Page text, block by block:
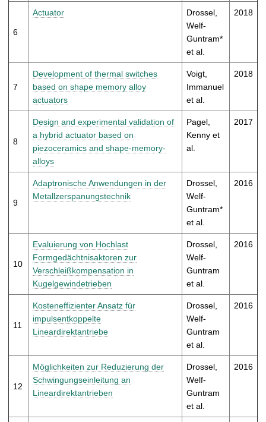
6
Actuator
Drossel,
Welf-
Guntram*
et al.
2018
7
Development of thermal switches
based on shape memory alloy
actuators
Voigt,
Immanuel
et al.
2018
8
Design and experimental validation of
a hybrid actuator based on
piezoceramics and shape-memory-
alloys
Pagel,
Kenny et
al.
2017
9
Adaptronische Anwendungen in der
Metallzerspanungstechnik
Drossel,
Welf-
Guntram*
et al.
2016
10
Evaluierung von Hochlast
Formgedächtnisaktoren zur
Verschleißkompensation in
Kugelgewindetrieben
Drossel,
Welf-
Guntram
et al.
2016
11
Kosteneffizienter Ansatz für
impulsentkoppelte
Lineardirektantriebe
Drossel,
Welf-
Guntram
et al.
2016
12
Möglichkeiten zur Reduzierung der
Schwingungseinleitung an
Lineardirektantrieben
Drossel,
Welf-
Guntram
et al.
2016